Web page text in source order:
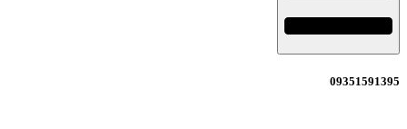
09351591395